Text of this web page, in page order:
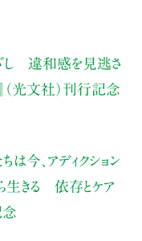
し 違和感を見逃さ
（光文社）刊行記念
ちは今、アディクション
生きる 依存とケア
念